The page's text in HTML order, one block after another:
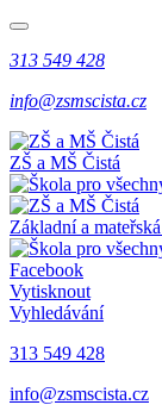
313 549 428
info@zsmscista.cz
ZŠ a MŠ Čistá
Základní a
Facebook
Vytisknout
Vyhledávání
313 549 428
info@zsmscista.cz